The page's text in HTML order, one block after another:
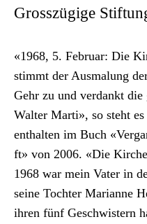
Grosszügige
«1968, 5. Feb­ru­ar: Die
stimmt der Aus­malung
Gehr zu und ver­dankt
Wal­ter Mar­ti», so ste­ht
enthal­ten im Buch
ft» von 2006. «Die
1968 war mein Vater in
seine Tochter Mar­i­anne
ihren fünf Geschwis­tern